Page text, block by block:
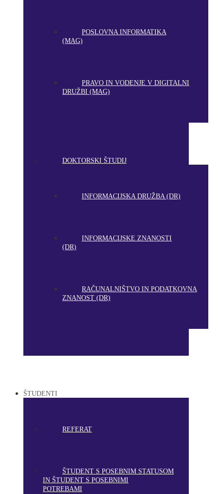
POSLOVNA INFORMATIKA
(MAG)
PRAVO IN VODENJE V DIGITALNI
DRUŽBI (MAG)
DOKTORSKI ŠTUDIJ
INFORMACIJSKA DRUŽBA (DR)
INFORMACIJSKE ZNANOSTI
(DR)
RAČUNALNIŠTVO IN PODATKOVNA
ZNANOST (DR)
ŠTUDENTI
REFERAT
ŠTUDENT S POSEBNIM STATUSOM
IN ŠTUDENT S POSEBNIMI
POTREBAMI